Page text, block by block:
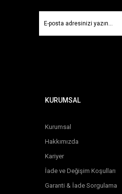
KURUMSAL
Kurumsal
Hakkımızda
Kariyer
İade ve Değişim Koşulları
Garanti & İade Sorgulama